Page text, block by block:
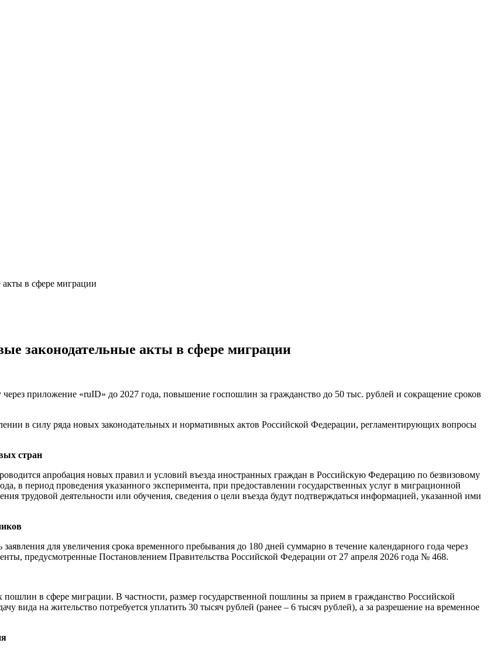
в сфере миграции
законодательные акты в сфере миграции
приложение «ruID» до 2027 года, повышение госпошлин за гражданство до 50 тыс. рублей и сокращение сроков
в силу ряда новых законодательных и нормативных актов Российской Федерации, регламентирующих вопросы
стран
апробация новых правил и условий въезда иностранных граждан в Российскую Федерацию по безвизовому
в период проведения указанного эксперимента, при предоставлении государственных услуг в миграционной
трудовой деятельности или обучения, сведения о цели въезда будут подтверждаться информацией, указанной ими
для увеличения срока временного пребывания до 180 дней суммарно в течение календарного года через
предусмотренные Постановлением Правительства Российской Федерации от 27 апреля 2026 года № 468.
в сфере миграции. В частности, размер государственной пошлины за прием в гражданство Российской
вида на жительство потребуется уплатить 30 тысяч рублей (ранее – 6 тысяч рублей), а за разрешение на временное